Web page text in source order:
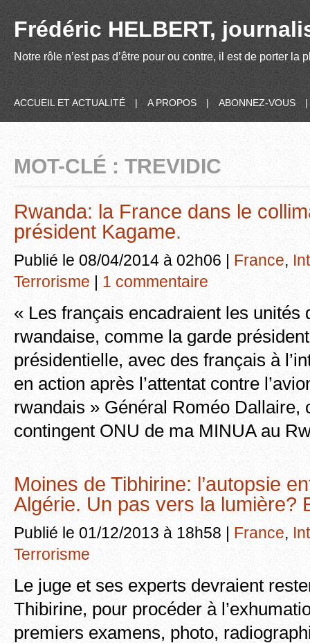
Frédéric HELBERT,
Notre rôle n’est pas d’être pour ou contre, il est de porter
ACCUEIL ET ACTUALITÉ | A PROPOS | ABONNEZ-VOUS |
MOT-CLÉ : TREVIDIC
Rwanda: la France dans le
président Kagame.
Publié le 08/04/2014 à 02h06 | France,
Terrorisme | 1 commentaire
« Les français encadraient les unités
rwandaise, comme la garde
présidentielle, avec des français à
en action après l’attentat contre
rwandais » Général Roméo Dallaire,
contingent ONU de ma MINUA au
Moines de Tibhirine: l’autopsie
Algérie. Un pas vers la lumière?
Publié le 01/12/2013 à 18h58 | France,
Terrorisme
Le juge et ses experts devraient
Thibirine, pour procéder à
premiers examens, photo,